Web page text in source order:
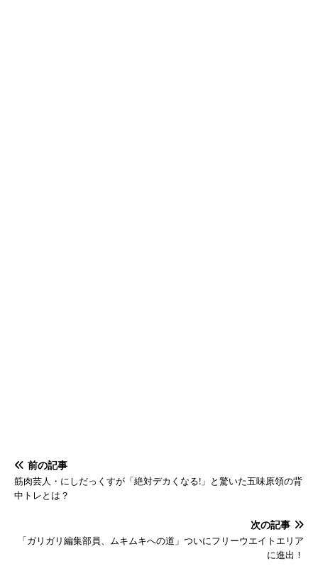
前の記事
筋肉芸人・にしだっくすが「絶対デカくなる!」と驚いた五味原領の背
中トレとは？
次の記事
「ガリガリ編集部員、ムキムキへの道」ついにフリーウエイトエリア
に進出！